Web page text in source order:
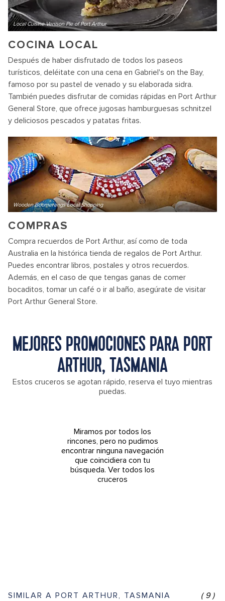
Local Cuisine Venison Pie of Port Arthur
COCINA LOCAL
Después de haber disfrutado de todos los paseos
turísticos, deléitate con una cena en Gabriel's on the Bay,
famoso por su pastel de venado y su elaborada sidra.
También puedes disfrutar de comidas rápidas en Port Arthur
General Store, que ofrece jugosas hamburguesas schnitzel
y deliciosos pescados y patatas fritas.
Wooden Boomerangs Local Shopping
COMPRAS
Compra recuerdos de Port Arthur, así como de toda
Australia en la histórica tienda de regalos de Port Arthur.
Puedes encontrar libros, postales y otros recuerdos.
Además, en el caso de que tengas ganas de comer
bocaditos, tomar un café o ir al baño, asegúrate de visitar
Port Arthur General Store.
MEJORES PROMOCIONES PARA PORT
ARTHUR, TASMANIA
Estos cruceros se agotan rápido, reserva el tuyo mientras
puedas.
Miramos por todos los
rincones, pero no pudimos
encontrar ninguna navegación
que coincidiera con tu
búsqueda. Ver todos los
cruceros
SIMILAR A PORT ARTHUR, TASMANIA (9)